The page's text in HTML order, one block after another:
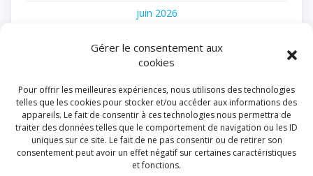
Gérer le consentement aux
cookies
Pour offrir les meilleures expériences, nous utilisons des technologies
telles que les cookies pour stocker et/ou accéder aux informations des
appareils. Le fait de consentir à ces technologies nous permettra de
traiter des données telles que le comportement de navigation ou les ID
uniques sur ce site. Le fait de ne pas consentir ou de retirer son
consentement peut avoir un effet négatif sur certaines caractéristiques
et fonctions.
juin 2026
décembre 2025
juillet 2025
juin 2025
février 2025